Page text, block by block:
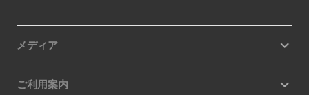
メディア
ご利用案内